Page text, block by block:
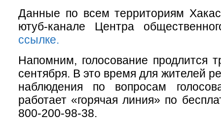
Данные по всем территориям
ютуб-канале Центра
ссылке.
Напомним, голосование продлится
сентября. В это время для жителей
наблюдения по вопросам
работает «горячая линия» по
800-200-98-38.